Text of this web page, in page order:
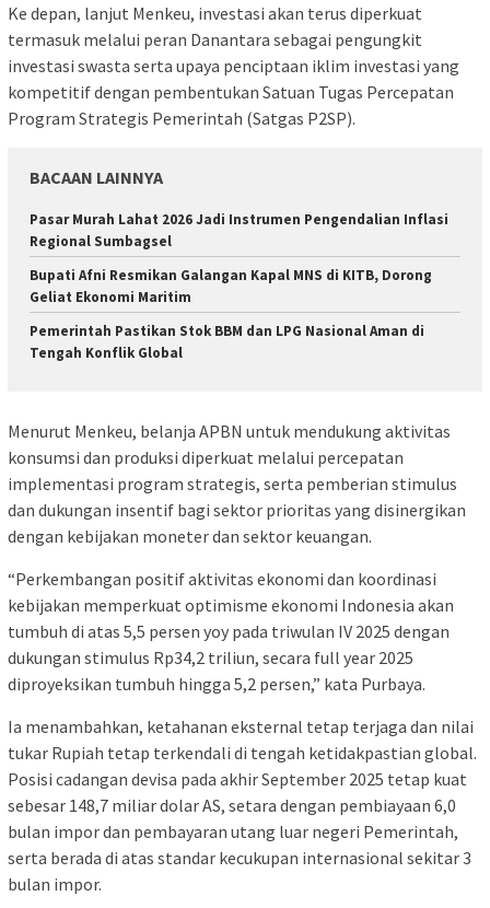
Ke depan, lanjut Menkeu, investasi akan terus diperkuat
termasuk melalui peran Danantara sebagai pengungkit
investasi swasta serta upaya penciptaan iklim investasi yang
kompetitif dengan pembentukan Satuan Tugas Percepatan
Program Strategis Pemerintah (Satgas P2SP).
BACAAN LAINNYA
Pasar Murah Lahat 2026 Jadi Instrumen Pengendalian Inflasi
Regional Sumbagsel
Bupati Afni Resmikan Galangan Kapal MNS di KITB, Dorong
Geliat Ekonomi Maritim
Pemerintah Pastikan Stok BBM dan LPG Nasional Aman di
Tengah Konflik Global
Menurut Menkeu, belanja APBN untuk mendukung aktivitas
konsumsi dan produksi diperkuat melalui percepatan
implementasi program strategis, serta pemberian stimulus
dan dukungan insentif bagi sektor prioritas yang disinergikan
dengan kebijakan moneter dan sektor keuangan.
“Perkembangan positif aktivitas ekonomi dan koordinasi
kebijakan memperkuat optimisme ekonomi Indonesia akan
tumbuh di atas 5,5 persen yoy pada triwulan IV 2025 dengan
dukungan stimulus Rp34,2 triliun, secara full year 2025
diproyeksikan tumbuh hingga 5,2 persen,” kata Purbaya.
Ia menambahkan, ketahanan eksternal tetap terjaga dan nilai
tukar Rupiah tetap terkendali di tengah ketidakpastian global.
Posisi cadangan devisa pada akhir September 2025 tetap kuat
sebesar 148,7 miliar dolar AS, setara dengan pembiayaan 6,0
bulan impor dan pembayaran utang luar negeri Pemerintah,
serta berada di atas standar kecukupan internasional sekitar 3
bulan impor.